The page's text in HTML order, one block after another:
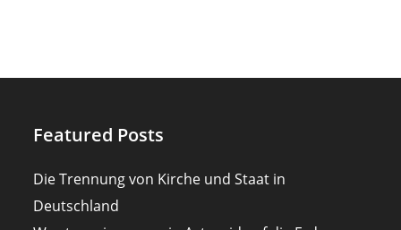
Featured Posts
Die Trennung von Kirche und Staat in
Deutschland